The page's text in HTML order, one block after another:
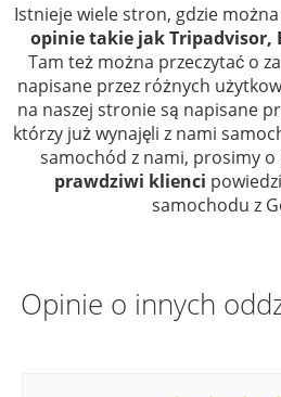
Istnieje wiele stron, gdzie
opinie takie jak Tripadvisor,
Tam też można przeczytać o
napisane przez różnych
na naszej stronie są napisane
którzy już wynajęli z nami
samochód z nami, prosimy
prawdziwi klienci
samochodu z
Opinie o innych